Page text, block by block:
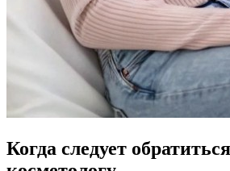
Когда следует